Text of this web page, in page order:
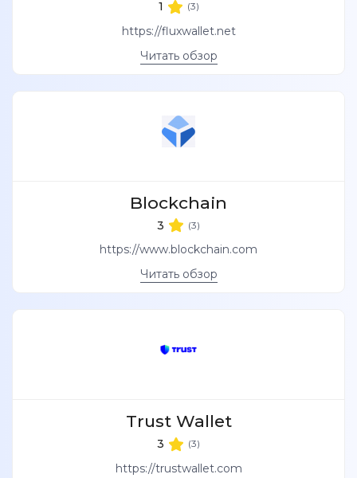
1 (3)
https://fluxwallet.net
Читать обзор
Blockchain
3 (3)
https://www.blockchain.com
Читать обзор
Trust Wallet
3 (3)
https://trustwallet.com